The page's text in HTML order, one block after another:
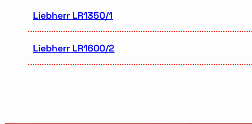
Liebherr LR1350/1
Liebherr LR1600/2